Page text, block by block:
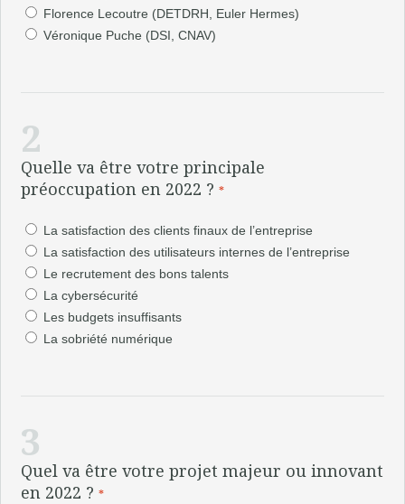
Florence Lecoutre (DETDRH, Euler Hermes)
Véronique Puche (DSI, CNAV)
2
Quelle va être votre principale
préoccupation en 2022 ?*
La satisfaction des clients finaux de l’entreprise
La satisfaction des utilisateurs internes de l’entreprise
Le recrutement des bons talents
La cybersécurité
Les budgets insuffisants
La sobriété numérique
3
Quel va être votre projet majeur ou innovant
en 2022 ?*